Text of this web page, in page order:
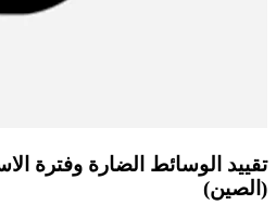
تقييد الوسائط الضارة وفترة
(الصين)